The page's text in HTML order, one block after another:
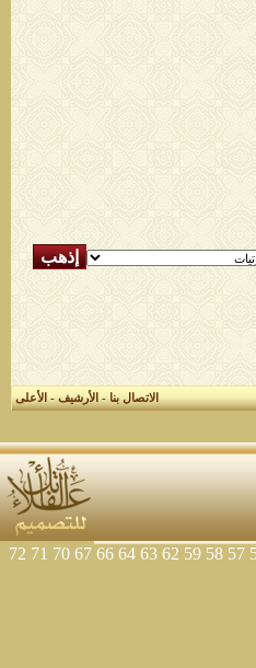
الاتصال بنا-الأرشيف-الأعلى
57
58
59
62
63
64
66
67
70
71
72